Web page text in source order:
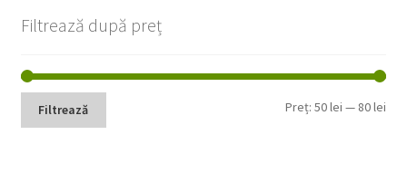
Filtrează după preț
Filtrează Preț:50 lei — 80 lei